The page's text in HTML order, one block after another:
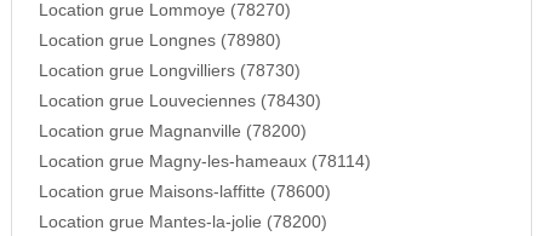
Location grue Lommoye (78270)
Location grue Longnes (78980)
Location grue Longvilliers (78730)
Location grue Louveciennes (78430)
Location grue Magnanville (78200)
Location grue Magny-les-hameaux (78114)
Location grue Maisons-laffitte (78600)
Location grue Mantes-la-jolie (78200)